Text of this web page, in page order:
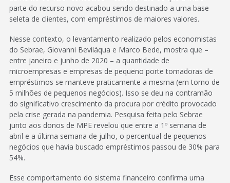
parte do recurso novo acabou sendo destinado a uma base
seleta de clientes, com empréstimos de maiores valores.
Nesse contexto, o levantamento realizado pelos economistas
do Sebrae, Giovanni Beviláqua e Marco Bede, mostra que –
entre janeiro e junho de 2020 – a quantidade de
microempresas e empresas de pequeno porte tomadoras de
empréstimos se manteve praticamente a mesma (em torno de
5 milhões de pequenos negócios). Isso se deu na contramão
do significativo crescimento da procura por crédito provocado
pela crise gerada na pandemia. Pesquisa feita pelo Sebrae
junto aos donos de MPE revelou que entre a 1º semana de
abril e a última semana de julho, o percentual de pequenos
negócios que havia buscado empréstimos passou de 30% para
54%.
Esse comportamento do sistema financeiro confirma uma